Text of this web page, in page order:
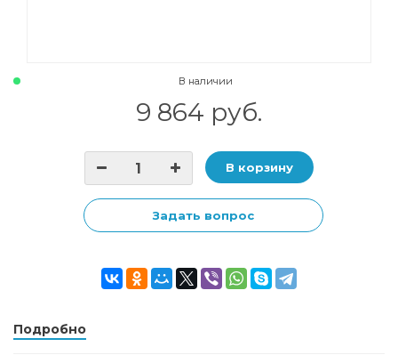
В наличии
9 864 руб.
В корзину
Задать вопрос
Подробно